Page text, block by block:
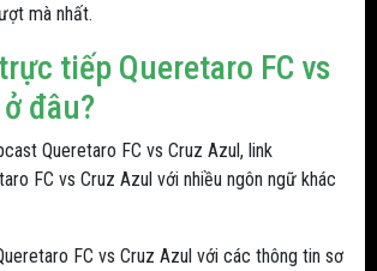
mà nhất.
tiếp Queretaro FC vs
đâu?
Queretaro FC vs Cruz Azul, link
FC vs Cruz Azul với nhiều ngôn ngữ khác
FC vs Cruz Azul với các thông tin sơ